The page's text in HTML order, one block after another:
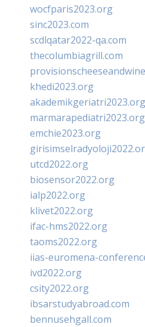
wocfparis2023.org
sinc2023.com
scdlqatar2022-qa.com
thecolumbiagrill.com
khedi2023.org
akademikgeriatri2023.org
marmarapediatri2023.org
emchie2023.org
utcd2022.org
biosensor2022.org
ialp2022.org
klivet2022.org
ifac-hms2022.org
taoms2022.org
iias-euromena-
ivd2022.org
csity2022.org
ibsarstudyabroad.com
bennusehgall.com